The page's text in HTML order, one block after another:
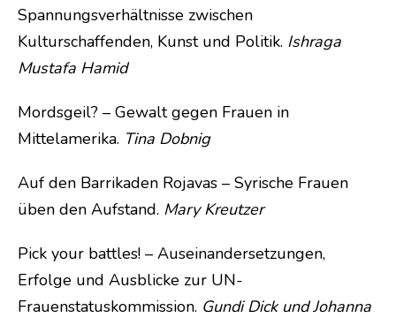
Spannungsverhältnisse zwischen
Kulturschaffenden, Kunst und Politik. Ishraga
Mustafa Hamid
Mordsgeil? – Gewalt gegen Frauen in
Mittelamerika. Tina Dobnig
Auf den Barrikaden Rojavas – Syrische Frauen
üben den Aufstand. Mary Kreutzer
Pick your battles! – Auseinandersetzungen,
Erfolge und Ausblicke zur UN-
Frauenstatuskommission. Gundi Dick und Johanna